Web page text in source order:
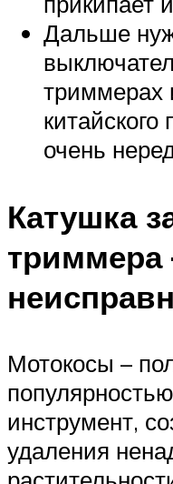
Дальше
триммерах
китайского
очень
Катушка
триммера
Мотокосы –
инструмент,
удаления